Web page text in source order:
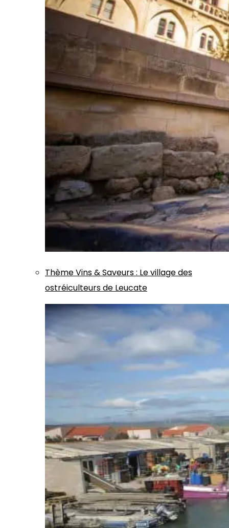
ThèmeVins & Saveurs: Le village des
ostréiculteurs de Leucate